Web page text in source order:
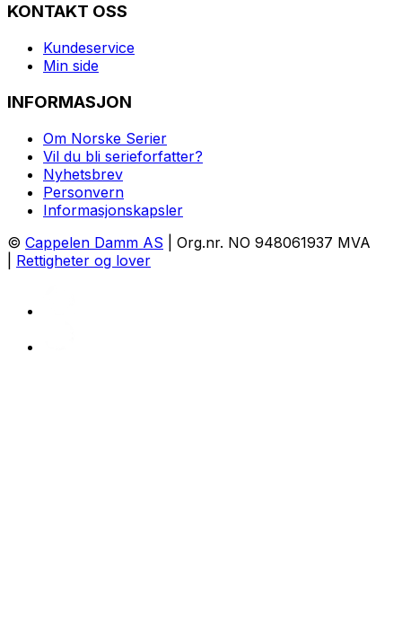
KONTAKT OSS
Kundeservice
Min side
INFORMASJON
Om Norske Serier
Vil du bli serieforfatter?
Nyhetsbrev
Personvern
Informasjonskapsler
© Cappelen Damm AS | Org.nr. NO 948061937 MVA
Rettigheter og lover